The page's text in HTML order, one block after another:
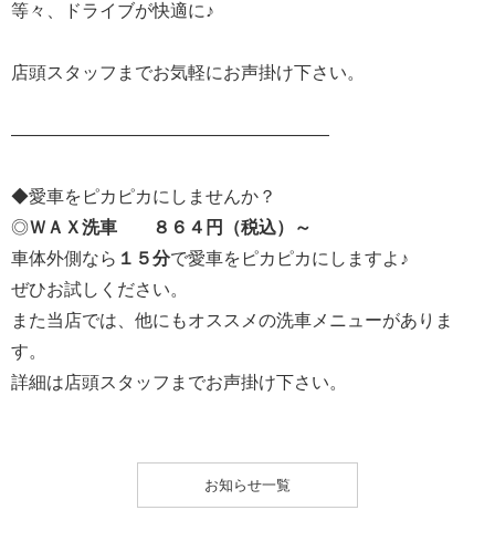
等々、ドライブが快適に♪
店頭スタッフまでお気軽にお声掛け下さい。
——————————————————
◆愛車をピカピカにしませんか？
◎ＷＡＸ洗車 ８６４円（税込）～
車体外側なら １５分で愛車をピカピカにしますよ♪
ぜひお試しください。
また当店では、他にもオススメの洗車メニューがありま
す。
詳細は店頭スタッフまでお声掛け下さい。
お知らせ一覧